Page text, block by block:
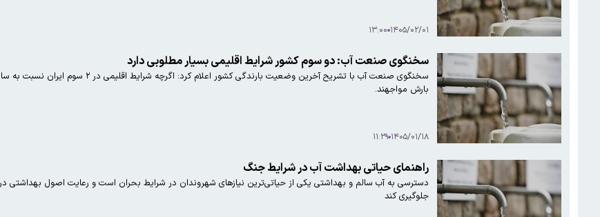
۱۴۰۵/۰۲/۰۱ ۱۳:۰۰
سخنگوی صنعت آب: دو سوم کشور شرایط اقلیمی بسیار مطلوبی دارد
سخنگوی صنعت آب با تشریح آخرین وضعیت
بارش مواجهند.
۱۴۰۵/۰۱/۱۸ ۱۱:۲۹
راهنمای حیاتی بهداشت آب در شرایط جنگ
دسترسی به آب سالم و بهداشتی یکی از حیاتی‌ترین نیازهای شهروندان در شرایط بحران است و رعایت اصول بهداشتی
جلوگیری کند